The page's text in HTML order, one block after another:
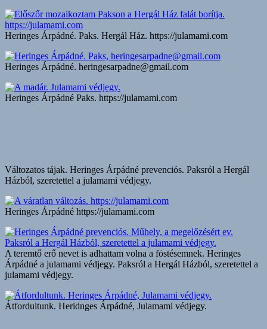
Heringes Árpádné. Paks. Hergál Ház. https://julamami.com
Heringes Árpádné. heringesarpadne@gmail.com
Heringes Árpádné Paks. https://julamami.com
Változatos tájak. Heringes Árpádné prevenciós. Paksról a Hergál
Házból, szeretettel a julamami védjegy.
Heringes Árpádné https://julamami.com
A teremtő erő nevet is adhattam volna a föstésemnek. Heringes
Árpádné a julamami védjegy. Paksról a Hergál Házból, szeretettel a
julamami védjegy.
Átfordultunk. Heridnges Árpádné, Julamami védjegy.